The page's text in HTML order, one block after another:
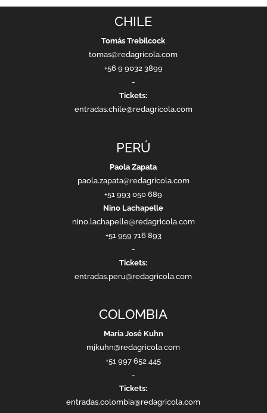
CHILE
Tomás Trebilcock
tomas@redagricola.com
+56 9 9032 3899
-
Tickets:
entradas.chile@redagricola.com
PERÚ
Paola Zapata
paola.zapata@redagricola.com
+51 993 050 689
Nino Lachapelle
nino.lachapelle@redagricola.com
+51 959 716 893
-
Tickets:
entradas.peru@redagricola.com
COLOMBIA
María José Kuhn
mjkuhn@redagricola.com
+51 997 652 445
-
Tickets:
entradas.colombia@redagricola.com